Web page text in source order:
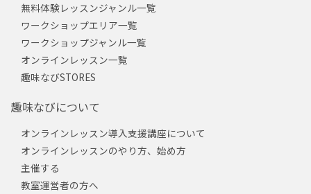
無料体験レッスンジャンル一覧
ワークショップエリア一覧
ワークショップジャンル一覧
オンラインレッスン一覧
趣味なびSTORES
趣味なびについて
オンラインレッスン導入支援講座について
オンラインレッスンのやり方、始め方
主催する
教室運営者の方へ